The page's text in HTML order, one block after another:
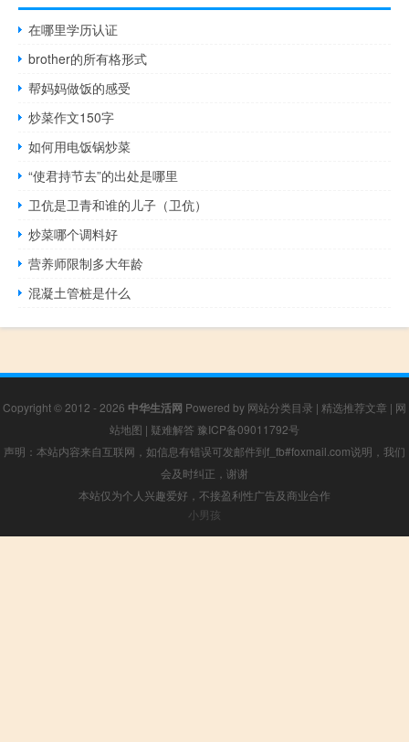
在哪里学历认证
brother的所有格形式
帮妈妈做饭的感受
炒菜作文150字
如何用电饭锅炒菜
“使君持节去”的出处是哪里
卫伉是卫青和谁的儿子（卫伉）
炒菜哪个调料好
营养师限制多大年龄
混凝土管桩是什么
Copyright © 2012 - 2026 中华生活网 Powered by 网站分类目录 | 精选推荐文章 | 网
站地图 | 疑难解答 豫ICP备09011792号
声明：本站内容来自互联网，如信息有错误可发邮件到f_fb#foxmail.com说明，我们
会及时纠正，谢谢
本站仅为个人兴趣爱好，不接盈利性广告及商业合作
小男孩